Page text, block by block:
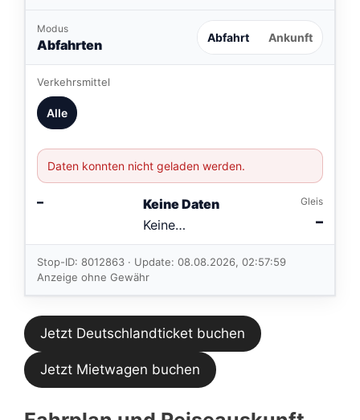
Modus
Abfahrten Abfahrt Ankunft
Verkehrsmittel
Alle
Daten konnten nicht geladen werden.
–
Keine Daten
Keine
Verbindungen
im aktuellen
Feed.
Gleis
–
Stop-ID: 8012863 · Update: 08.08.2026, 02:57:59
Anzeige ohne Gewähr
Jetzt Deutschlandticket buchen
Jetzt Mietwagen buchen